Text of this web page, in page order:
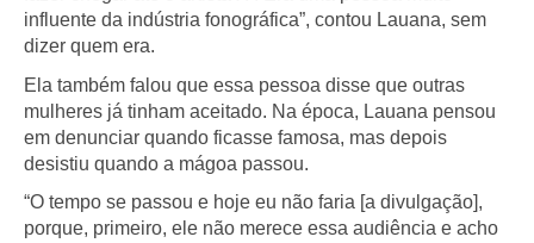
influente da indústria fonográfica”, contou Lauana, sem
dizer quem era.
Ela também falou que essa pessoa disse que outras
mulheres já tinham aceitado. Na época, Lauana pensou
em denunciar quando ficasse famosa, mas depois
desistiu quando a mágoa passou.
“O tempo se passou e hoje eu não faria [a divulgação],
porque, primeiro, ele não merece essa audiência e acho